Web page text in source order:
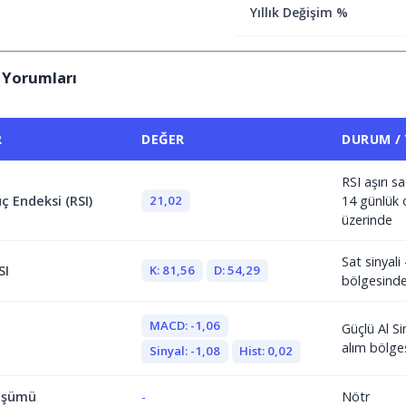
Yıllık Değişim %
DEĞER DURUM /
Endeksi (RSI) 21,02
RSI aşırı
14 günlük
üzerinde
K: 81,56 D: 54,29
Sat sinyali
MACD: -1,06
Sinyal: -1,08
Hist: 0,02
Güçlü Al
alım
- Nötr